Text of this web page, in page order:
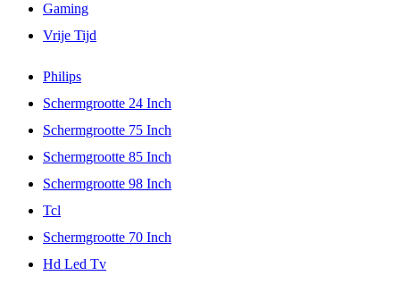
Gaming
Vrije Tijd
Philips
Schermgrootte 24 Inch
Schermgrootte 75 Inch
Schermgrootte 85 Inch
Schermgrootte 98 Inch
Tcl
Schermgrootte 70 Inch
Hd Led Tv